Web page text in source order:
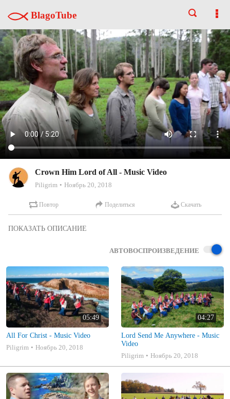
BlagoTube
Crown Him Lord of All - Music Video
Piligrim Ноябрь 20, 2018
Повтор Поделиться Скачать
May your thoughts be uplifted from this world to the throne room of
Filmed in Rollands Plains, NSW Australia with Eastward staff and
АВТОВОСПРОИЗВЕДЕНИЕ
05:49
All For Christ - Music Video
Piligrim
Ноябрь 20, 2018
04:27
Lord Send Me Anywhere - Music
Video
Piligrim
Ноябрь 20, 2018